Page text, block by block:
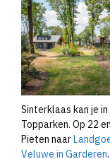
Sinterklaas kan je
Topparken. Op 22
Pieten naar
Veluwe in Garderen.